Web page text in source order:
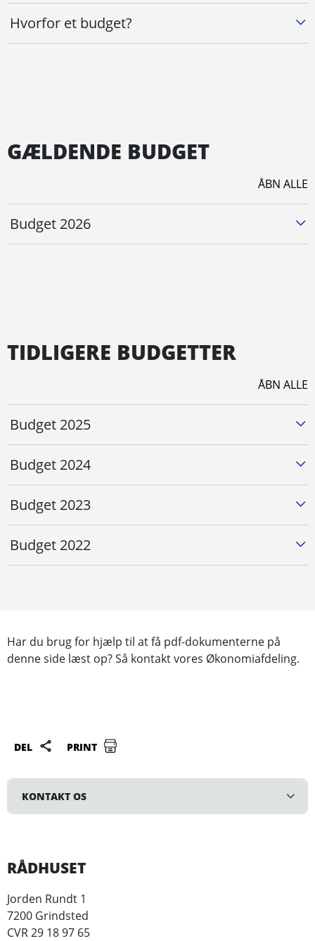
Hvorfor et budget?
GÆLDENDE BUDGET
ÅBN ALLE
Budget 2026
TIDLIGERE BUDGETTER
ÅBN ALLE
Budget 2025
Budget 2024
Budget 2023
Budget 2022
Har du brug for hjælp til at få pdf-dokumenterne på
denne side læst op? Så kontakt vores Økonomiafdeling.
DEL PRINT
KONTAKT OS
RÅDHUSET
Jorden Rundt 1
7200 Grindsted
CVR 29 18 97 65